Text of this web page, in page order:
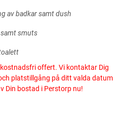
av badkar samt dush
smuts
offert. Vi kontaktar Dig
platstillgång på ditt valda datum
Din bostad i Perstorp nu!